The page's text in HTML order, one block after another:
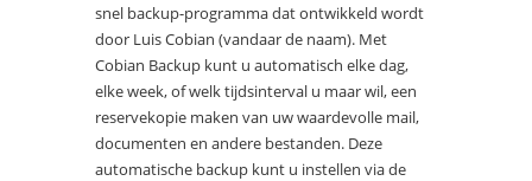
snel backup-programma dat ontwikkeld wordt
door Luis Cobian (vandaar de naam). Met
Cobian Backup kunt u automatisch elke dag,
elke week, of welk tijdsinterval u maar wil, een
reservekopie maken van uw waardevolle mail,
documenten en andere bestanden. Deze
automatische backup kunt u instellen via de